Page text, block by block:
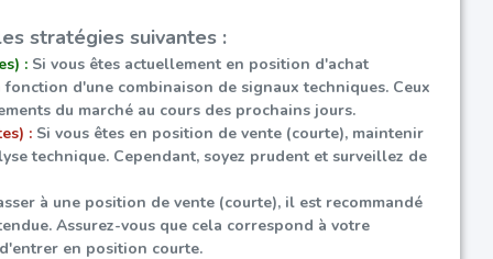
stratégies suivantes :
: Si vous êtes actuellement en position d'achat
d'une combinaison de signaux techniques. Ceux
du marché au cours des prochains jours.
: Si vous êtes en position de vente (courte), maintenir
technique. Cependant, soyez prudent et surveillez de
à une position de vente (courte), il est recommandé
Assurez-vous que cela correspond à votre
en position courte.